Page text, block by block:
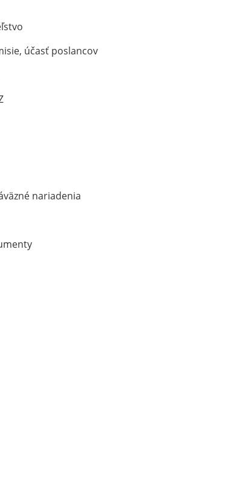
účasť poslancov
nariadenia